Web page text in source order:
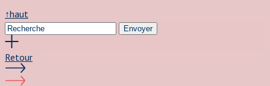
↑haut
Envoyer
Retour